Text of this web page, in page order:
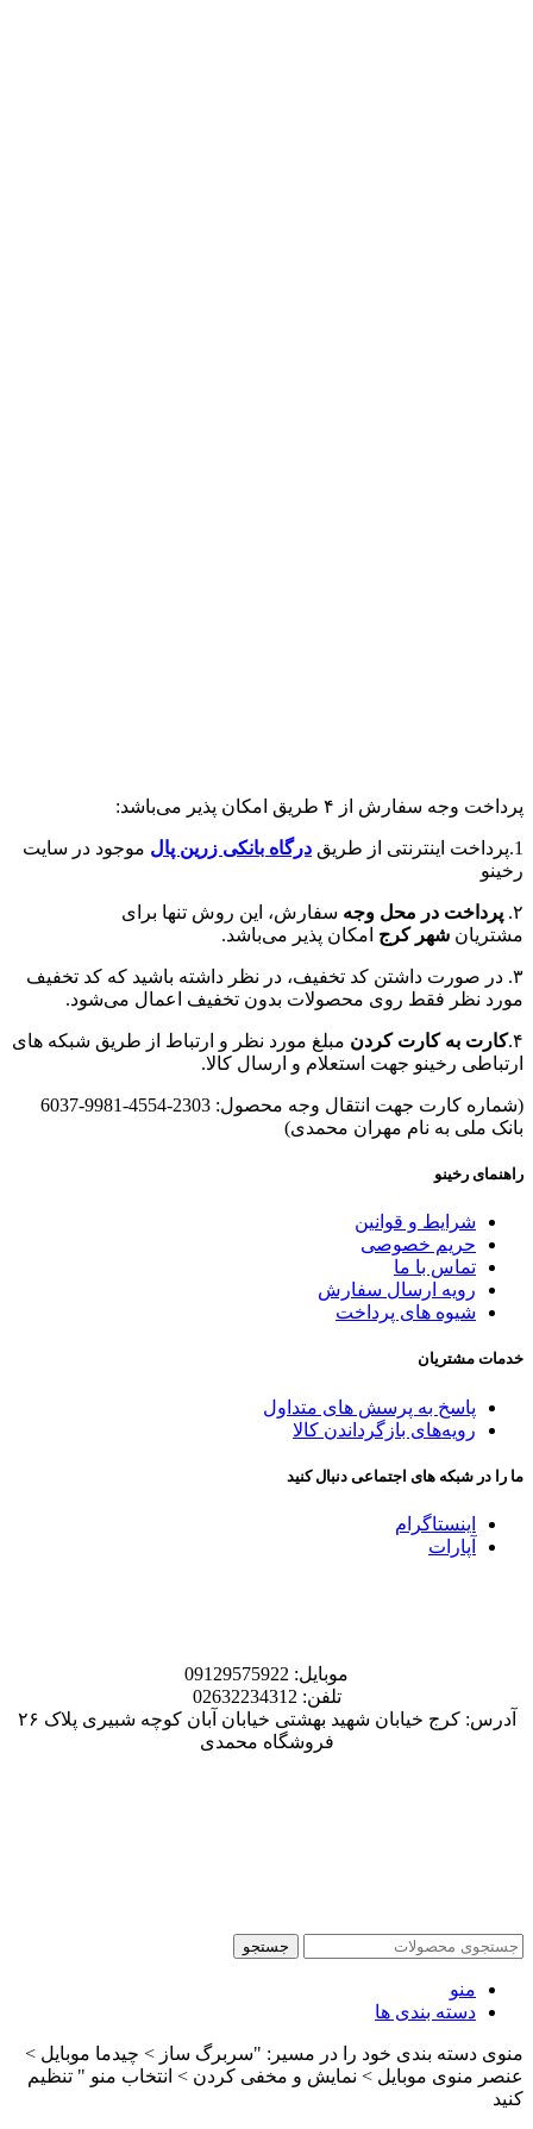
پرداخت وجه سفارش از ۴ طریق امکان پذیر می‌باشد:
1.پرداخت اینترنتی از طریق درگاه‌ بانکی زرین پال موجود در سایت
رخینو
۲. پرداخت در محل وجه سفارش، این روش تنها برای
مشتریان شهر کرج امکان پذیر می‌باشد.
۳. در صورت داشتن کد تخفیف، در نظر داشته باشید که کد تخفیف
مورد نظر فقط روی محصولات بدون تخفیف اعمال می‌شود.
۴. کارت به کارت کردن مبلغ مورد نظر و ارتباط از طریق شبکه های
ارتباطی رخینو جهت استعلام و ارسال کالا.
(شماره کارت جهت انتقال وجه محصول: 2303-4554-9981-6037
بانک ملی به نام مهران محمدی)
راهنمای رخینو
شرایط و قوانین
حریم خصوصی
تماس با ما
رویه ارسال سفارش
شیوه های پرداخت
خدمات مشتریان
پاسخ به پرسش های متداول
رویه‌های بازگرداندن کالا
ما را در شبکه های اجتماعی دنبال کنید
اینستاگرام
آپارات
موبایل: 09129575922
تلفن: 02632234312
آدرس: کرج خیابان شهید بهشتی خیابان آبان کوچه شبیری پلاک ۲۶
فروشگاه محمدی
جستجو
منو
دسته بندی ها
منوی دسته بندی خود را در مسیر: "سربرگ ساز > چیدما موبایل >
عنصر منوی موبایل > نمایش و مخفی کردن > انتخاب منو " تنظیم
کنید